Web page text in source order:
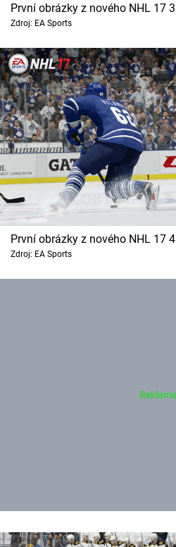
První obrázky z nového NHL 17 3
Zdroj: EA Sports
První obrázky z nového NHL 17 4
Zdroj: EA Sports